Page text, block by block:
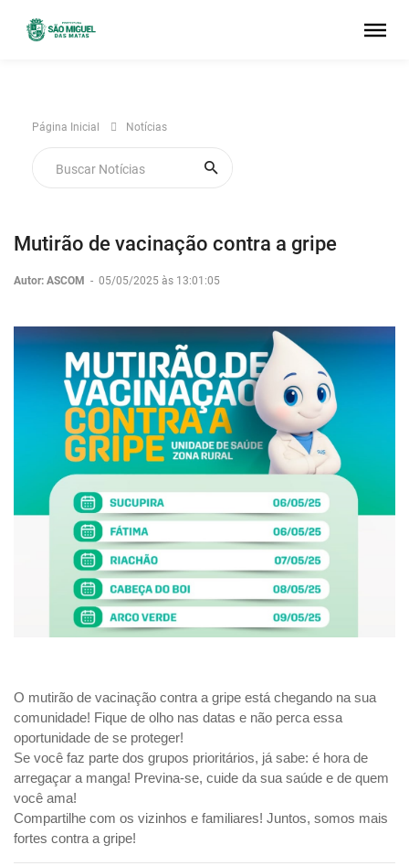
Página Inicial Notícias
Mutirão de vacinação contra a gripe
Autor: ASCOM - 05/05/2025 às 13:01:05
O mutirão de vacinação contra a gripe está chegando na sua
comunidade! Fique de olho nas datas e não perca essa
oportunidade de se proteger!
Se você faz parte dos grupos prioritários, já sabe: é hora de
arregaçar a manga! Previna-se, cuide da sua saúde e de quem
você ama!
Compartilhe com os vizinhos e familiares! Juntos, somos mais
fortes contra a gripe!